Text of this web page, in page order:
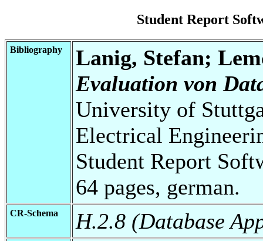
Student Report
Bibliography
Lanig, Stefan;
Evaluation von
University of
Electrical
Student Report
64 pages, german.
CR-Schema H.2.8 (Database